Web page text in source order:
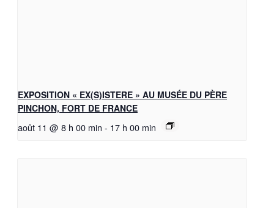
EXPOSITION « EX(S)ISTERE » AU MUSÉE DU PÈRE
PINCHON, FORT DE FRANCE
août 11 @ 8 h 00 min - 17 h 00 min